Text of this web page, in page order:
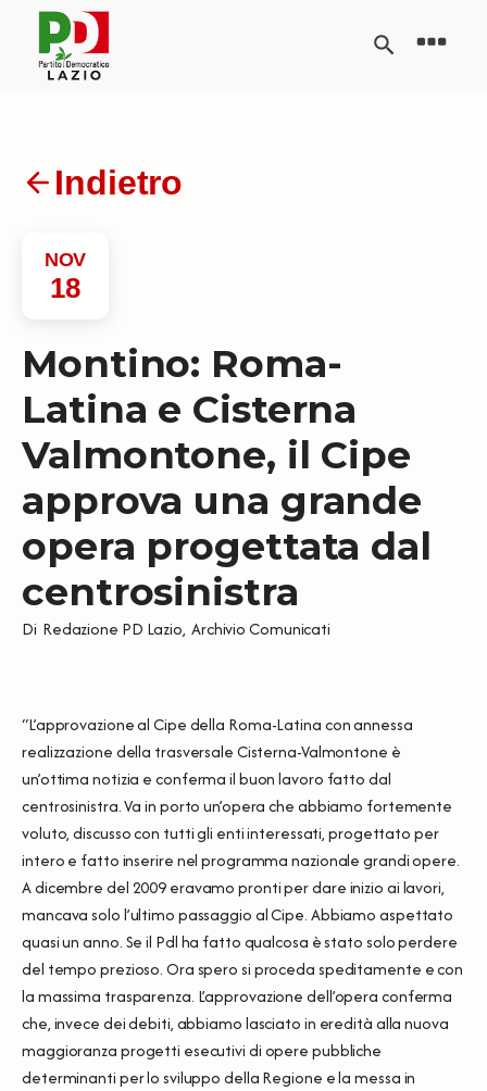
Indietro
NOV
18
Montino: Roma-
Latina e Cisterna
Valmontone, il Cipe
approva una grande
opera progettata dal
centrosinistra
Di Redazione PD Lazio, Archivio Comunicati
“L’approvazione al Cipe della Roma-Latina con annessa
realizzazione della trasversale Cisterna-Valmontone è
un’ottima notizia e conferma il buon lavoro fatto dal
centrosinistra. Va in porto un’opera che abbiamo fortemente
voluto, discusso con tutti gli enti interessati, progettato per
intero e fatto inserire nel programma nazionale grandi opere.
A dicembre del 2009 eravamo pronti per dare inizio ai lavori,
mancava solo l’ultimo passaggio al Cipe. Abbiamo aspettato
quasi un anno. Se il Pdl ha fatto qualcosa è stato solo perdere
del tempo prezioso. Ora spero si proceda speditamente e con
la massima trasparenza. L’approvazione dell’opera conferma
che, invece dei debiti, abbiamo lasciato in eredità alla nuova
maggioranza progetti esecutivi di opere pubbliche
determinanti per lo sviluppo della Regione e la messa in